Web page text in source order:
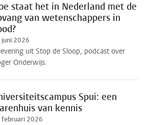
staat het in Nederland met de
van wetenschappers in
2026
uit Stop de Sloop, podcast over
Onderwijs.
Spui: een
van kennis
februari 2026